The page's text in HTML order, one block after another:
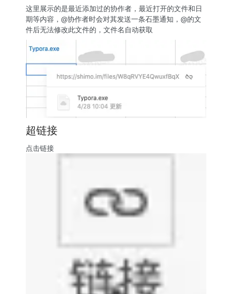
这里展示的是最近添加过的协作者，最近打开的文件和日
期等内容，@协作者时会对其发送一条石墨通知，@的文
件后无法修改此文件的，文件名自动获取
超链接
点击链接